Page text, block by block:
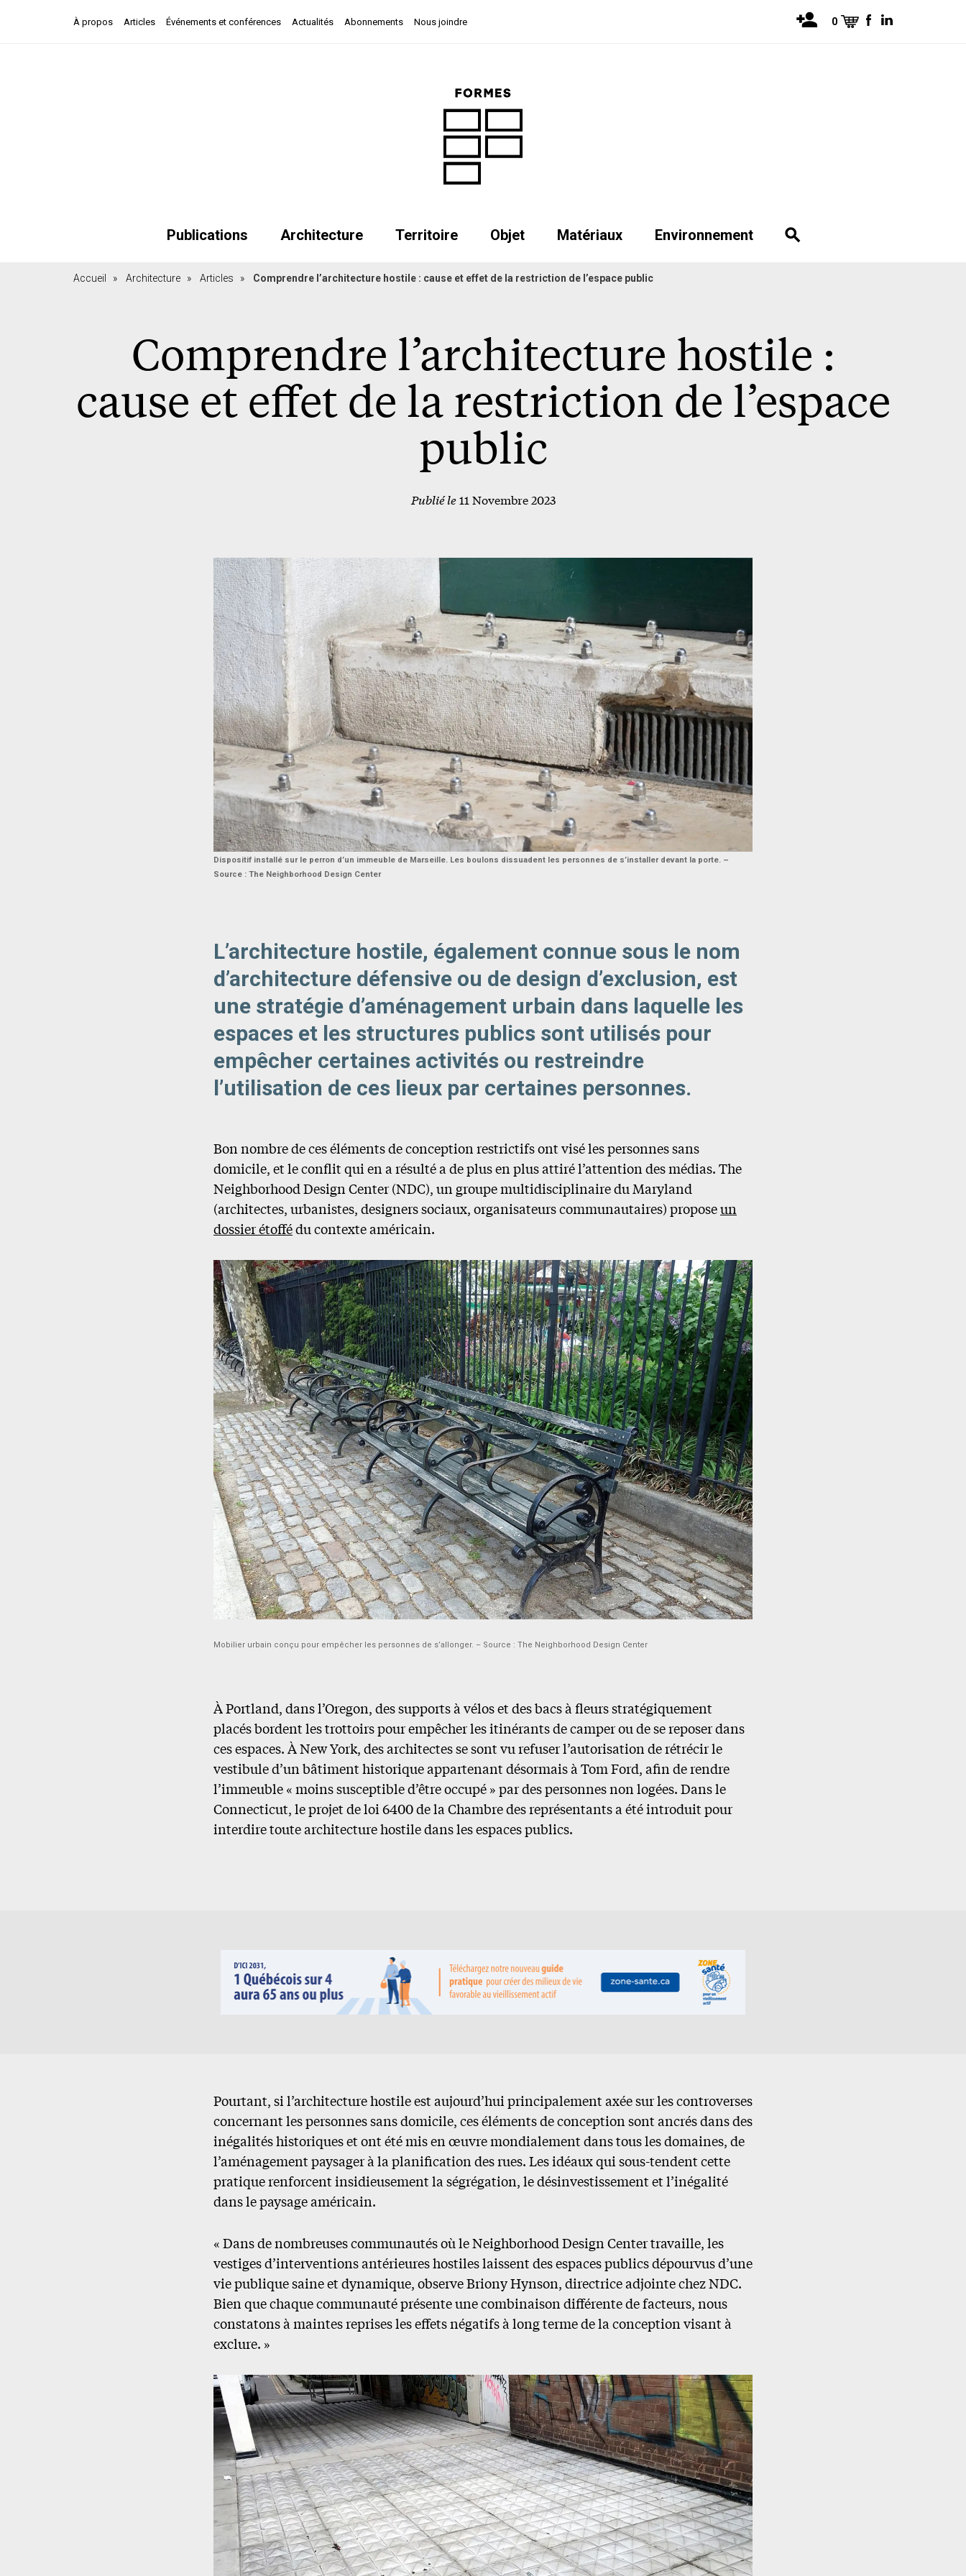
À propos Articles Événements et conférences Actualités Abonnements Nous joindre 0
Publications Architecture Territoire Objet Matériaux Environnement
Accueil » Architecture » Articles » Comprendre l’architecture hostile : cause et effet de la restriction de l’espace public
Comprendre l’architecture hostile :
cause et effet de la restriction de l’espace
public
Publié le11 Novembre 2023
Dispositif installé sur le perron d’un immeuble de Marseille. Les boulons dissuadent les personnes de s’installer devant la porte. –
Source : The Neighborhood Design Center
L’architecture hostile, également connue sous le nom
d’architecture défensive ou de design d’exclusion, est
une stratégie d’aménagement urbain dans laquelle les
espaces et les structures publics sont utilisés pour
empêcher certaines activités ou restreindre
l’utilisation de ces lieux par certaines personnes.
Bon nombre de ces éléments de conception restrictifs ont visé les personnes sans
domicile, et le conflit qui en a résulté a de plus en plus attiré l’attention des médias. The
Neighborhood Design Center (NDC), un groupe multidisciplinaire du Maryland
(architectes, urbanistes, designers sociaux, organisateurs communautaires) proposeun
dossier étoffédu contexte américain.
Mobilier urbain conçu pour empêcher les personnes de s’allonger. – Source : The Neighborhood Design Center
À Portland, dans l’Oregon, des supports à vélos et des bacs à fleurs stratégiquement
placés bordent les trottoirs pour empêcher les itinérants de camper ou de se reposer dans
ces espaces. À New York, des architectes se sont vu refuser l’autorisation de rétrécir le
vestibule d’un bâtiment historique appartenant désormais à Tom Ford, afin de rendre
l’immeuble « moins susceptible d’être occupé » par des personnes non logées. Dans le
Connecticut, le projet de loi 6400 de la Chambre des représentants a été introduit pour
interdire toute architecture hostile dans les espaces publics.
Pourtant, si l’architecture hostile est aujourd’hui principalement axée sur les controverses
concernant les personnes sans domicile, ces éléments de conception sont ancrés dans des
inégalités historiques et ont été mis en œuvre mondialement dans tous les domaines, de
l’aménagement paysager à la planification des rues. Les idéaux qui sous-tendent cette
pratique renforcent insidieusement la ségrégation, le désinvestissement et l’inégalité
dans le paysage américain.
« Dans de nombreuses communautés où le Neighborhood Design Center travaille, les
vestiges d’interventions antérieures hostiles laissent des espaces publics dépourvus d’une
vie publique saine et dynamique, observe Briony Hynson, directrice adjointe chez NDC.
Bien que chaque communauté présente une combinaison différente de facteurs, nous
constatons à maintes reprises les effets négatifs à long terme de la conception visant à
exclure. »